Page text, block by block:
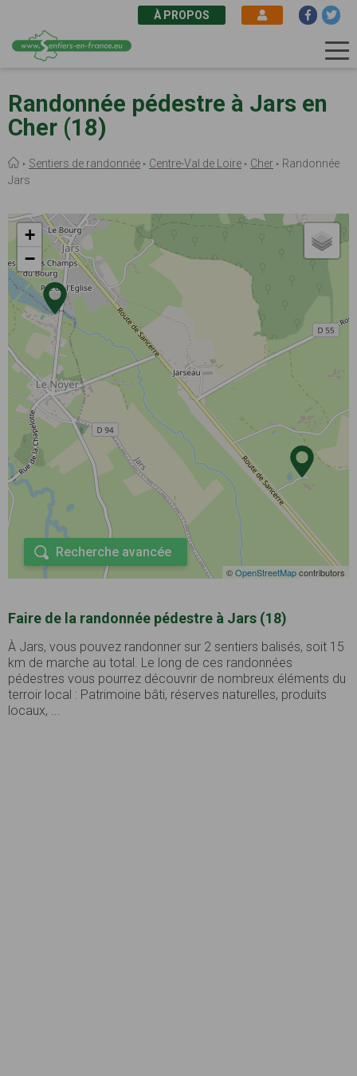
au
contenu
principal
À PROPOS
Randonnée pédestre à Jars en
Cher (18)
Fil
d'Ariane
Sentiers de randonnée Centre-Val de Loire Cher
Randonnée
Jars
+
−
©OpenStreetMapcontributors
Recherche avancée
Faire de la randonnée pédestre à Jars (18)
À Jars, vous pouvez randonner sur 2 sentiers balisés, soit 15
km de marche au total. Le long de ces randonnées
pédestres vous pourrez découvrir de nombreux éléments du
terroir local : Patrimoine bâti, réserves naturelles, produits
locaux, ...